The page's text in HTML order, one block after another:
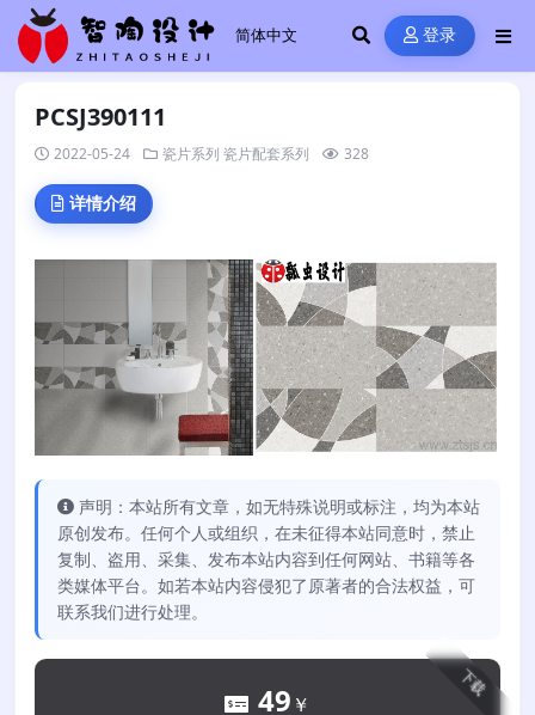
登录
PCSJ390111
2022-05-24 瓷片系列 瓷片配套系列 328
详情介绍
声明：本站所有文章，如无特殊说明或标注，均为本站
原创发布。任何个人或组织，在未征得本站同意时，禁止
复制、盗用、采集、发布本站内容到任何网站、书籍等各
类媒体平台。如若本站内容侵犯了原著者的合法权益，可
联系我们进行处理。
下载
49 ￥